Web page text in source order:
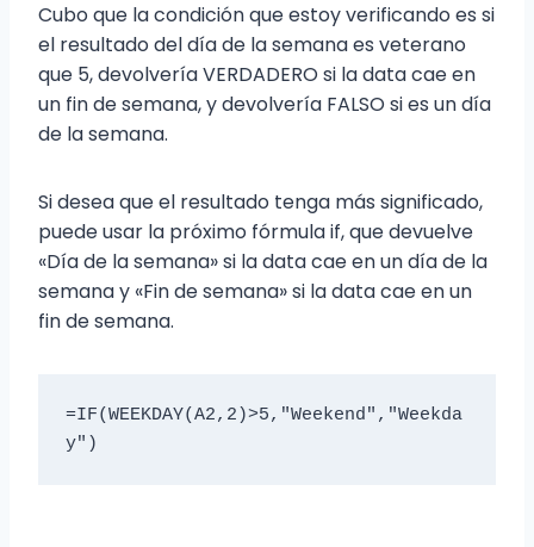
Cubo que la condición que estoy verificando es si
el resultado del día de la semana es veterano
que 5, devolvería VERDADERO si la data cae en
un fin de semana, y devolvería FALSO si es un día
de la semana.
Si desea que el resultado tenga más significado,
puede usar la próximo fórmula if, que devuelve
«Día de la semana» si la data cae en un día de la
semana y «Fin de semana» si la data cae en un
fin de semana.
=IF(WEEKDAY(A2,2)>5,"Weekend","Weekda
y")